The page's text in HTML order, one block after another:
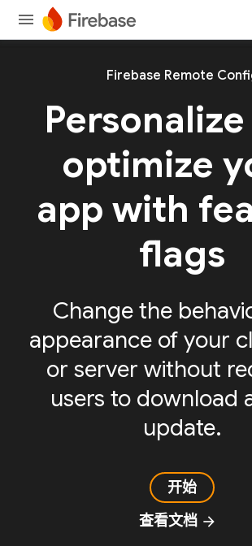
Firebase Remote
optimize
app with
flags
Change the
appearance of your
or server without
users to download
update.
开始
查看文档 arrow_forward